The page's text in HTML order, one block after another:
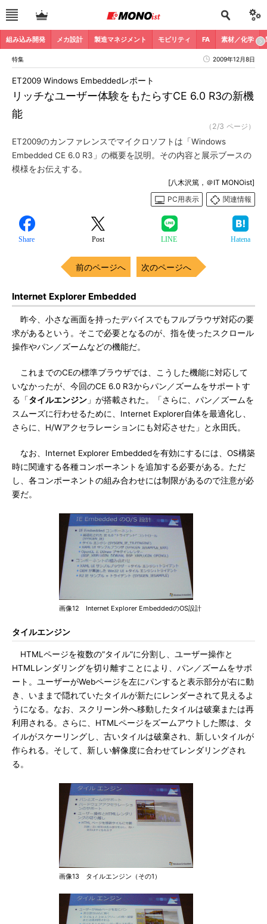
組み込み開発 メカ設計 製造マネジメント モビリティ FA 素材／化学
特集 2009年12月8日
リッチなユーザー体験をもたらすCE 6.0 R3の新機
能
ET2009 Windows Embeddedレポート
（2/3 ページ）
ET2009のカンファレンスでマイクロソフトは「Windows
Embedded CE 6.0 R3」の概要を説明。その内容と展示ブースの
模様をお伝えする。
[八木沢篤，＠IT MONOist]
PC用表示
関連情報
Share Post LINE Hatena
前のページへ 次のページへ
Internet Explorer Embedded
昨今、小さな画面を持ったデバイスでもフルブラウザ対応の要
求があるという。そこで必要となるのが、指を使ったスクロール
操作やパン／ズームなどの機能だ。
これまでのCEの標準ブラウザでは、こうした機能に対応して
いなかったが、今回のCE 6.0 R3からパン／ズームをサポートす
る「タイルエンジン 」が搭載された。「さらに、パン／ズームを
スムーズに行わせるために、Internet Explorer自体を最適化し、
さらに、H/Wアクセラレーションにも対応させた」と永田氏。
なお、Internet Explorer Embeddedを有効にするには、OS構築
時に関連する各種コンポーネントを追加する必要がある。ただ
し、各コンポーネントの組み合わせには制限があるので注意が必
要だ。
画像12 Internet Explorer EmbeddedのOS設計
タイルエンジン
HTMLページを複数の“タイル”に分割し、ユーザー操作と
HTMLレンダリングを切り離すことにより、パン／ズームをサポ
ート。ユーザーがWebページを左にパンすると表示部分が右に動
き、いままで隠れていたタイルが新たにレンダーされて見えるよ
うになる。なお、スクリーン外へ移動したタイルは破棄または再
利用される。さらに、HTMLページをズームアウトした際は、タ
イルがスケーリングし、古いタイルは破棄され、新しいタイルが
作られる。そして、新しい解像度に合わせてレンダリングされ
る。
画像13 タイルエンジン（その1）